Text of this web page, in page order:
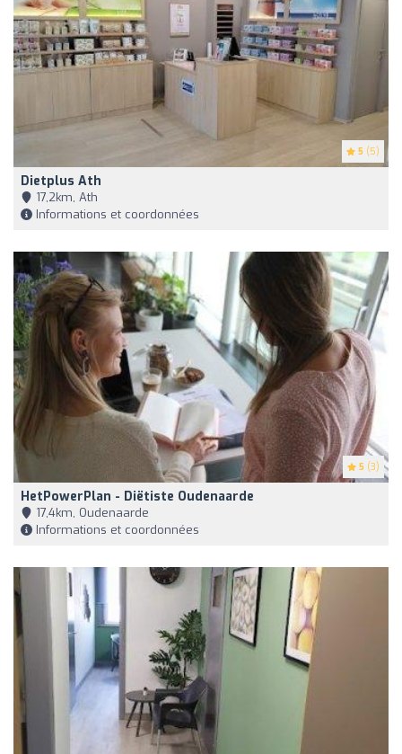
5 (5)
Dietplus Ath
17,2km, Ath
Informations et coordonnées
5 (3)
HetPowerPlan - Diëtiste Oudenaarde
17,4km, Oudenaarde
Informations et coordonnées